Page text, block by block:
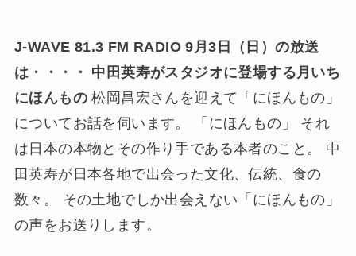
J-WAVE 81.3 FM RADIO 9月3日（日）の放送
は・・・・ 中田英寿がスタジオに登場する月いち
にほんもの松岡昌宏さんを迎えて「にほんもの」
についてお話を伺います。 「にほんもの」 それ
は日本の本物とその作り手である本者のこと。 中
田英寿が日本各地で出会った文化、伝統、食の
数々。 その土地でしか出会えない「にほんもの」
の声をお送りします。